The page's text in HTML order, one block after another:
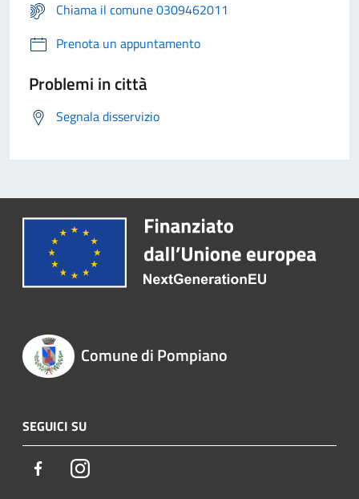
Chiama il comune 0309462011
Prenota un appuntamento
Problemi in città
Segnala disservizio
Comune di Pompiano
SEGUICI SU
FacebookInstagram